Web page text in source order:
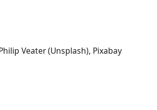
Veater (Unsplash), Pixabay